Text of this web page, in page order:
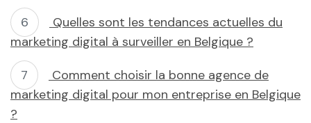
Quelles sont les tendances actuelles du
marketing digital à surveiller en Belgique ?
Comment choisir la bonne agence de
marketing digital pour mon entreprise en Belgique
?